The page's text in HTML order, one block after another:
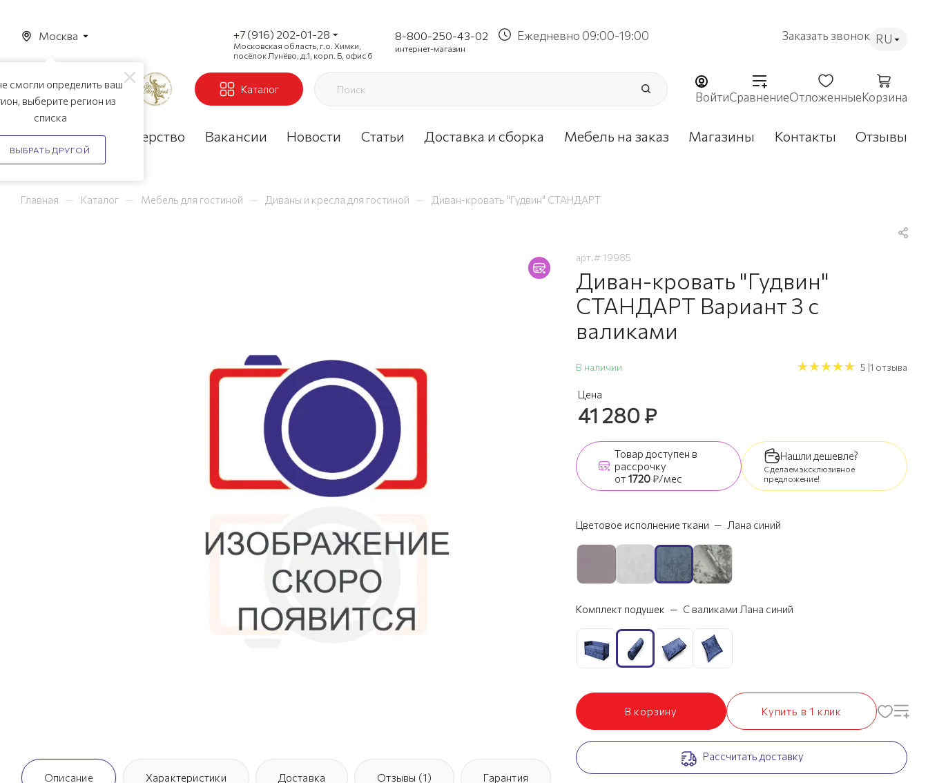
Москва
смогли определить ваш
выберите регион из
списка
ВЫБРАТЬ ДРУГОЙ
+7 (916) 202-01-28
Московская область, г.о. Химки,
посёлок Лунёво, д.1, корп. Б, офис 6
8-800-250-43-02
интернет-магазин
Ежедневно 09:00-19:00 Заказать звонок RU
Каталог
ВойтиСравнениеОтложенныеКорзина
Акции Партнерство Вакансии Новости Статьи Доставка и сборка Мебель на заказ Магазины Контакты Отзывы
Главная — Каталог — Мебель для гостиной — Диваны и кресла для гостиной — Диван-кровать "Гудвин" СТАНДАРТ
Описание Характеристики Доставка Отзывы (1) Гарантия
арт.# 19985
Диван-кровать "Гудвин"
СТАНДАРТ Вариант 3 с
валиками
В наличии 5 |1 отзыва
Цена
41 280₽
Товар доступен в
рассрочку
от 1720₽/мес
Нашли дешевле?
Сделаем эксклюзивное
предложение!
Цветовое исполнение ткани — Лана синий
Комплект подушек — С валиками Лана синий
В корзину Купить в 1 клик
Рассчитать доставку